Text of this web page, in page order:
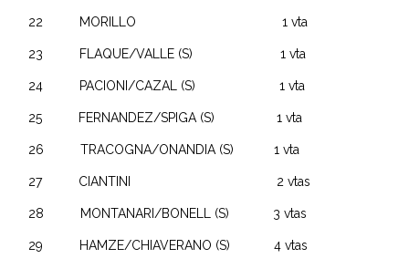
22 MORILLO 1 vta
23 FLAQUE/VALLE (S) 1 vta
24 PACIONI/CAZAL (S) 1 vta
25 FERNANDEZ/SPIGA (S) 1 vta
26 TRACOGNA/ONANDIA (S) 1 vta
27 CIANTINI 2 vtas
28 MONTANARI/BONELL (S) 3 vtas
29 HAMZE/CHIAVERANO (S) 4 vtas